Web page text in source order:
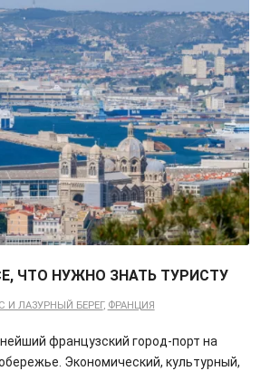
ЧТО НУЖНО ЗНАТЬ ТУРИСТУ
И ЛАЗУРНЫЙ БЕРЕГ, ФРАНЦИЯ
французский город-порт на
Экономический, культурный,